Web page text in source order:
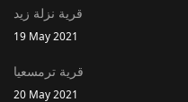
قرية نزلة زيد
19 May 2021
قرية ترمسعيا
20 May 2021